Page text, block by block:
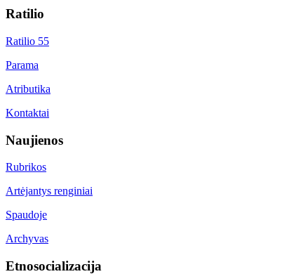
Ratilio
Ratilio 55
Parama
Atributika
Kontaktai
Naujienos
Rubrikos
Artėjantys renginiai
Spaudoje
Archyvas
Etnosocializacija